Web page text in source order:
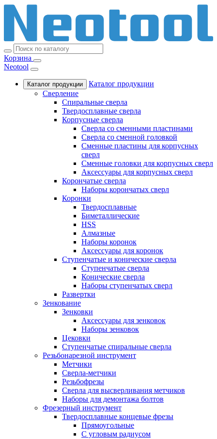
Корзина
Neotool
Каталог продукции
Каталог продукции
Сверление
Спиральные сверла
Твердосплавные сверла
Корпусные сверла
Сверла со сменными пластинами
Сверла со сменной головкой
Сменные пластины для корпусных
сверл
Сменные головки для корпусных сверл
Аксессуары для корпусных сверл
Корончатые сверла
Наборы корончатых сверл
Коронки
Твердосплавные
Биметаллические
HSS
Алмазные
Наборы коронок
Аксессуары для коронок
Ступенчатые и конические сверла
Ступенчатые сверла
Конические сверла
Наборы ступенчатых сверл
Развертки
Зенкование
Зенковки
Аксессуары для зенковок
Наборы зенковок
Цековки
Ступенчатые спиральные сверла
Резьбонарезной инструмент
Метчики
Сверла-метчики
Резьбофрезы
Сверла для высверливания метчиков
Наборы для демонтажа болтов
Фрезерный инструмент
Твердосплавные концевые фрезы
Прямоугольные
С угловым радиусом